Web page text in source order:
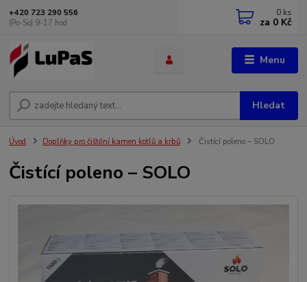
Menu
Hledat
+420 723 290 556
(Po-So) 9-17 hod
0 ks
za 0 Kč
Úvod Doplňky pro čištění kamen kotlů a krbů Čistící poleno – SOLO
Čistící poleno – SOLO